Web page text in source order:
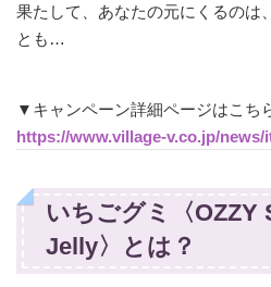
果たして、あなたの元にくるのは
とも…
▼キャンペーン詳細ページはこち
https://www.village-v.co.jp/news/
いちごグミ〈OZZY
Jelly〉とは？